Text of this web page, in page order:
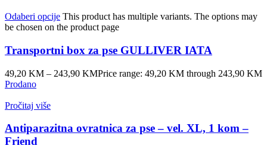
Odaberi opcije This product has multiple variants. The options may
be chosen on the product page
Transportni box za pse GULLIVER IATA
49,20 KM – 243,90 KMPrice range: 49,20 KM through 243,90 KM
Prodano
Pročitaj više
Antiparazitna ovratnica za pse – vel. XL, 1 kom –
Friend